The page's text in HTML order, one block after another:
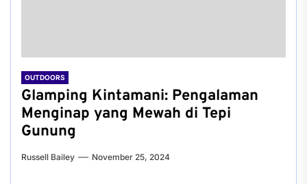
OUTDOORS
Glamping Kintamani: Pengalaman
Menginap yang Mewah di Tepi
Gunung
Russell Bailey November 25, 2024